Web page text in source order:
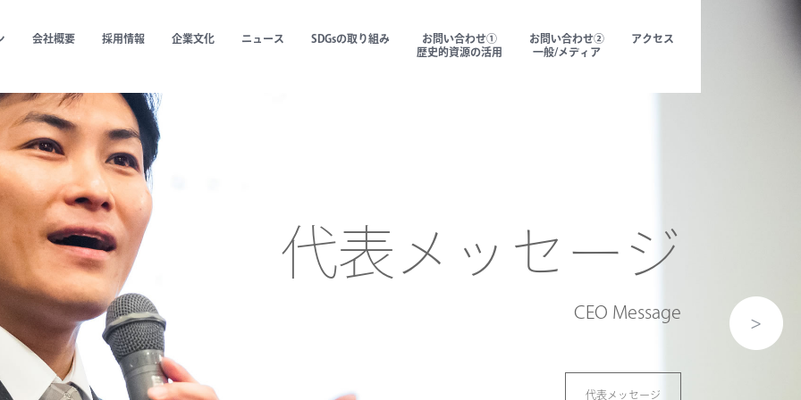
会社概要 採用情報 企業文化 ニュース SDGsの取り組み
お問い合わせ①
歴史的資源の活用
お問い合わせ②
一般/メディア
アクセス
代表メッセージ
CEO Message
代表メッセージ